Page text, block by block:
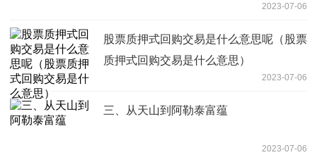
2023-07-06
股票质押式回购交易是什么意思呢（股票
质押式回购交易是什么意思）
2023-07-06
三、从天山到阿勒泰富蕴
2023-07-06